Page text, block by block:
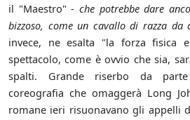
il "Maestro" - che potrebbe dare
bizzoso, come un cavallo di razza da
invece, ne esalta "la forza fisica
spettacolo, come è ovvio che sia,
spalti. Grande riserbo da
coreografia che omaggerà Long
romane ieri risuonavano gli appelli